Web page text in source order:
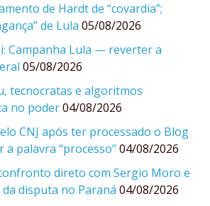
de Hardt de “covardia”;
de Lula 05/08/2026
Campanha Lula — reverter a
05/08/2026
tecnocratas e algoritmos
no poder 04/08/2026
CNJ após ter processado o Blog
a palavra “processo” 04/08/2026
direto com Sergio Moro e
disputa no Paraná 04/08/2026